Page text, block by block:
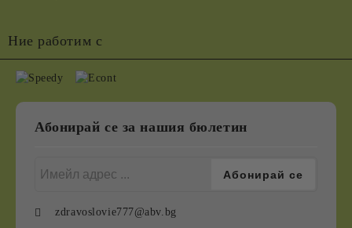
Ние работим с
Абонирай се за нашия бюлетин
zdravoslovie777@abv.bg